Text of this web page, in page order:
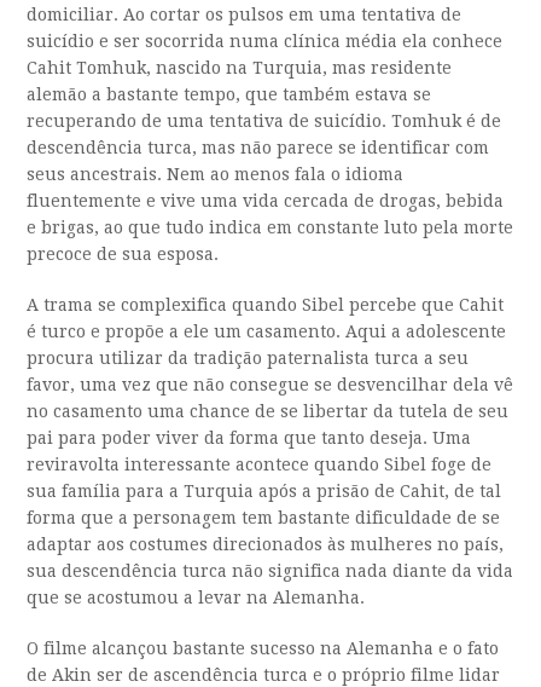
domiciliar. Ao cortar os pulsos em uma tentativa de
suicídio e ser socorrida numa clínica média ela conhece
Cahit Tomhuk, nascido na Turquia, mas residente
alemão a bastante tempo, que também estava se
recuperando de uma tentativa de suicídio. Tomhuk é de
descendência turca, mas não parece se identificar com
seus ancestrais. Nem ao menos fala o idioma
fluentemente e vive uma vida cercada de drogas, bebida
e brigas, ao que tudo indica em constante luto pela morte
precoce de sua esposa.
A trama se complexifica quando Sibel percebe que Cahit
é turco e propõe a ele um casamento. Aqui a adolescente
procura utilizar da tradição paternalista turca a seu
favor, uma vez que não consegue se desvencilhar dela vê
no casamento uma chance de se libertar da tutela de seu
pai para poder viver da forma que tanto deseja. Uma
reviravolta interessante acontece quando Sibel foge de
sua família para a Turquia após a prisão de Cahit, de tal
forma que a personagem tem bastante dificuldade de se
adaptar aos costumes direcionados às mulheres no país,
sua descendência turca não significa nada diante da vida
que se acostumou a levar na Alemanha.
O filme alcançou bastante sucesso na Alemanha e o fato
de Akin ser de ascendência turca e o próprio filme lidar